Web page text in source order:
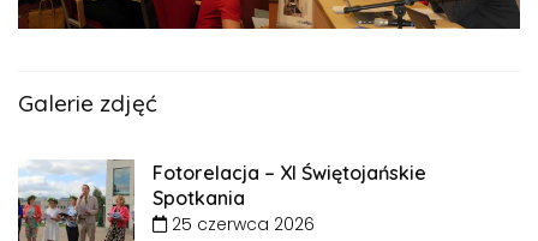
Galerie zdjęć
Fotorelacja – XI Świętojańskie
Spotkania
25 czerwca 2026